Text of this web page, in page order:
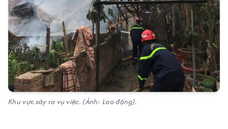
Khu vực xảy ra vụ việc. (Ảnh: Lao động).